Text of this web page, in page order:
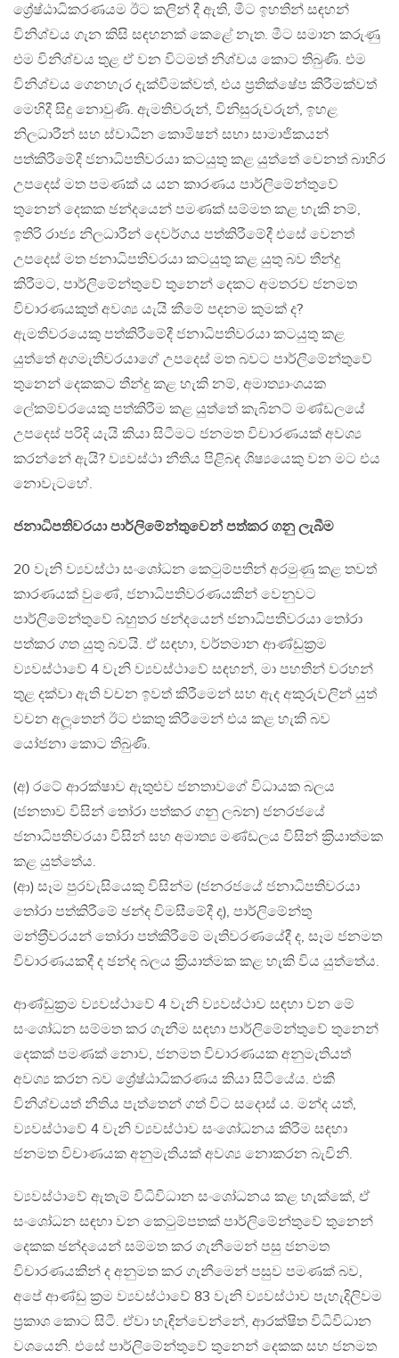
ශ්‍රේෂ්ඨාධිකරණයම ඊට කලින් දී ඇති, මීට ඉහතින් සඳහන්
විනිශ්චය ගැන කිසි සඳහනක් කෙළේ නැත. මීට සමාන කරුණු
එම විනිශ්චය තුළ ඒ වන විටමත් නිශ්චය කොට තිබුණි. එම
විනිශ්චය ගෙනහැර දැක්වීමක්වත්, එය ප‍්‍රතික්ෂේප කිරීමක්වත්
මෙහිදී සිදු නොවුණි. ඇමතිවරුන්, විනිසුරුවරුන්, ඉහළ
නිලධාරීන් සහ ස්වාධීන කොමිෂන් සභා සාමාජිකයන්
පත්කිරීමේදී ජනාධිපතිවරයා කටයුතු කළ යුත්තේ වෙනත් බාහිර
උපදෙස් මත පමණක් ය යන කාරණය පාර්ලිමේන්තුවේ
තුනෙන් දෙකක ඡන්දයෙන් පමණක් සම්මත කළ හැකි නම්,
ඉතිරි රාජ්‍ය නිලධාරීන් දෙවර්ගය පත්කිරීමේදී එසේ වෙනත්
උපදෙස් මත ජනාධිපතිවරයා කටයුතු කළ යුතු බව තීන්දු
කිරීමට, පාර්ලිමේන්තුවේ තුනෙන් දෙකට අමතරව ජනමත
විචාරණයකුත් අවශ්‍ය යැයි කීමේ පදනම කුමක් ද?
ඇමතිවරයෙකු පත්කිරීමේදී ජනාධිපතිවරයා කටයුතු කළ
යුත්තේ අගමැතිවරයාගේ උපදෙස් මත බවට පාර්ලිමේන්තුවේ
තුනෙන් දෙකකට තීන්දු කළ හැකි නම්, අමාත්‍යාංශයක
ලේකම්වරයෙකු පත්කිරීම කළ යුත්තේ කැබිනට් මණ්ඩලයේ
උපදෙස් පරිදි යැයි කියා සිටීමට ජනමත විචාරණයක් අවශ්‍ය
කරන්නේ ඇයි? ව්‍යවස්ථා නීතිය පිළිබඳ ශිෂ්‍යයෙකු වන මට එය
නොවැටහේ.
ජනාධිපතිවරයා පාර්ලිමේන්තුවෙන් පත්කර ගනු ලැබීම
20 වැනි ව්‍යවස්ථා සංශෝධන කෙටුම්පතින් අරමුණු කළ තවත්
කාරණයක් වුණේ, ජනාධිපතිවරණයකින් වෙනුවට
පාර්ලිමේන්තුවේ බහුතර ඡන්දයෙන් ජනාධිපතිවරයා තෝරා
පත්කර ගත යුතු බවයි. ඒ සඳහා, වර්තමාන ආණ්ඩුක‍්‍රම
ව්‍යවස්ථාවේ 4 වැනි ව්‍යවස්ථාවේ සඳහන්, මා පහතින් වරහන්
තුළ දක්වා ඇති වචන ඉවත් කිරීමෙන් සහ ඇද අකුරුවලින් යුත්
වචන අලූතෙන් ඊට එකතු කිරීමෙන් එය කළ හැකි බව
යෝජනා කොට තිබුණි.
(අ) රටේ ආරක්ෂාව ඇතුළුව ජනතාවගේ විධායක බලය
(ජනතාව විසින් තෝරා පත්කර ගනු ලබන) ජනරජයේ
ජනාධිපතිවරයා විසින් සහ අමාත්‍ය මණ්ඩලය විසින් ක‍්‍රියාත්මක
කළ යුත්තේය.
(ආ) සෑම පුරවැසියෙකු විසින්ම (ජනරජයේ ජනාධිපතිවරයා
තෝරා පත්කිරීමේ ඡන්ද විමසීමේදී ද), පාර්ලිමේන්තු
මන්ත‍්‍රීවරයන් තෝරා පත්කිරීමේ මැතිවරණයේදී ද, සෑම ජනමත
විචාරණයකදී ද ඡන්ද බලය ක‍්‍රියාත්මක කළ හැකි විය යුත්තේය.
ආණ්ඩුක‍්‍රම ව්‍යවස්ථාවේ 4 වැනි ව්‍යවස්ථාව සඳහා වන මේ
සංශෝධන සම්මත කර ගැනීම සඳහා පාර්ලිමේන්තුවේ තුනෙන්
දෙකක් පමණක් නොව, ජනමත විචාරණයක අනුමැතියත්
අවශ්‍ය කරන බව ශ්‍රේෂ්ඨාධිකරණය කියා සිටියේය. එකී
විනිශ්චයත් නීතිය පැත්තෙන් ගත් විට සදොස් ය. මන්ද යත්,
ව්‍යවස්ථාවේ 4 වැනි ව්‍යවස්ථාව සංශෝධනය කිරීම සඳහා
ජනමත විචාණයක අනුමැතියක් අවශ්‍ය නොකරන බැවිනි.
ව්‍යවස්ථාවේ ඇතැම් විධිවිධාන සංශෝධනය කළ හැක්කේ, ඒ
සංශෝධන සඳහා වන කෙටුම්පතක් පාර්ලිමේන්තුවේ තුනෙන්
දෙකක ඡන්දයෙන් සම්මත කර ගැනීමෙන් පසු ජනමත
විචාරණයකින් ද අනුමත කර ගැනීමෙන් පසුව පමණක් බව,
අපේ ආණ්ඩු ක‍්‍රම ව්‍යවස්ථාවේ 83 වැනි ව්‍යවස්ථාව පැහැදිලිවම
ප‍්‍රකාශ කොට සිටී. ඒවා හැඳින්වෙන්නේ, ආරක්ෂිත විධිවිධාන
වශයෙනි. එසේ පාර්ලිමේන්තුවේ තුනෙන් දෙකක සහ ජනමත